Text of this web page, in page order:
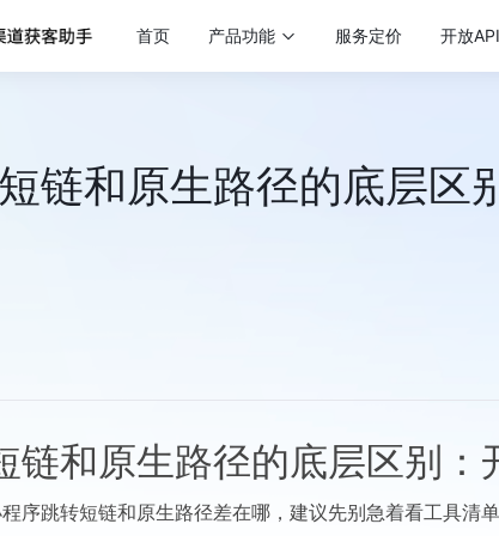
首页 产品功能 服务定价 开放API
链和原生路径的底层区
链和原生路径的底层区别：
序跳转短链和原生路径差在哪，建议先别急着看工具清